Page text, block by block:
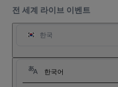
전 세계 라이브 이벤트
한국
한국어